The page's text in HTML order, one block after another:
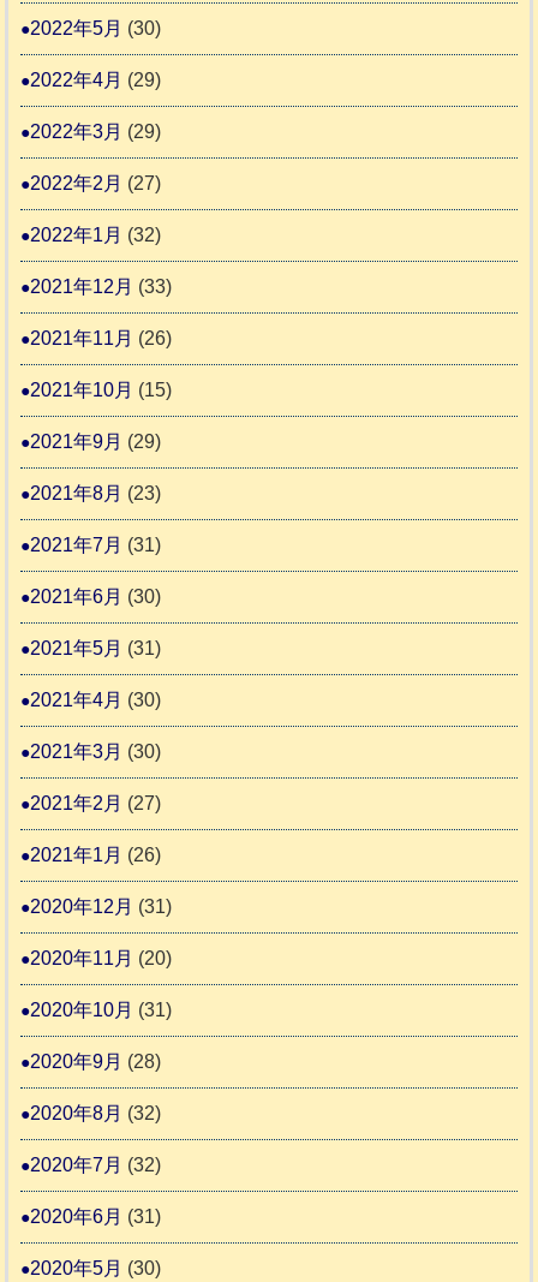
2022年5月 (30)
2022年4月 (29)
2022年3月 (29)
2022年2月 (27)
2022年1月 (32)
2021年12月 (33)
2021年11月 (26)
2021年10月 (15)
2021年9月 (29)
2021年8月 (23)
2021年7月 (31)
2021年6月 (30)
2021年5月 (31)
2021年4月 (30)
2021年3月 (30)
2021年2月 (27)
2021年1月 (26)
2020年12月 (31)
2020年11月 (20)
2020年10月 (31)
2020年9月 (28)
2020年8月 (32)
2020年7月 (32)
2020年6月 (31)
2020年5月 (30)